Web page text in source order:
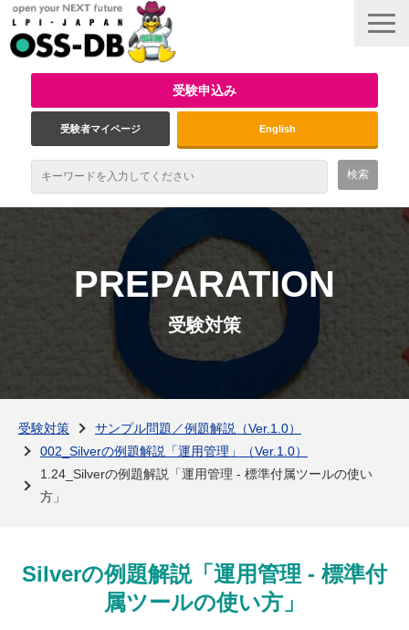
受験申込み
受験者マイページ English
試験概要
資格取得のメリット
受験対策
PREPARATION
受験対策
受験対策
サンプル問題／例題解説（Ver.1.0）
002_Silverの例題解説「運用管理」（Ver.1.0）
1.24_Silverの例題解説「運用管理 - 標準付属ツールの使い
方」
Silverの例題解説「運用管理 - 標準付
属ツールの使い方」